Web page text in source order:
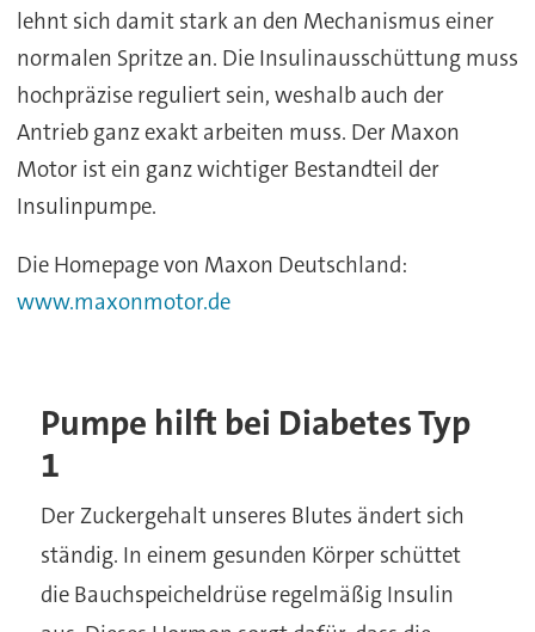
lehnt sich damit stark an den Mechanismus einer
normalen Spritze an. Die Insulinausschüttung muss
hochpräzise reguliert sein, weshalb auch der
Antrieb ganz exakt arbeiten muss. Der Maxon
Motor ist ein ganz wichtiger Bestandteil der
Insulinpumpe.
Die Homepage von Maxon Deutschland:
www.maxonmotor.de
Pumpe hilft bei Diabetes Typ
1
Der Zuckergehalt unseres Blutes ändert sich
ständig. In einem gesunden Körper schüttet
die Bauchspeicheldrüse regelmäßig Insulin